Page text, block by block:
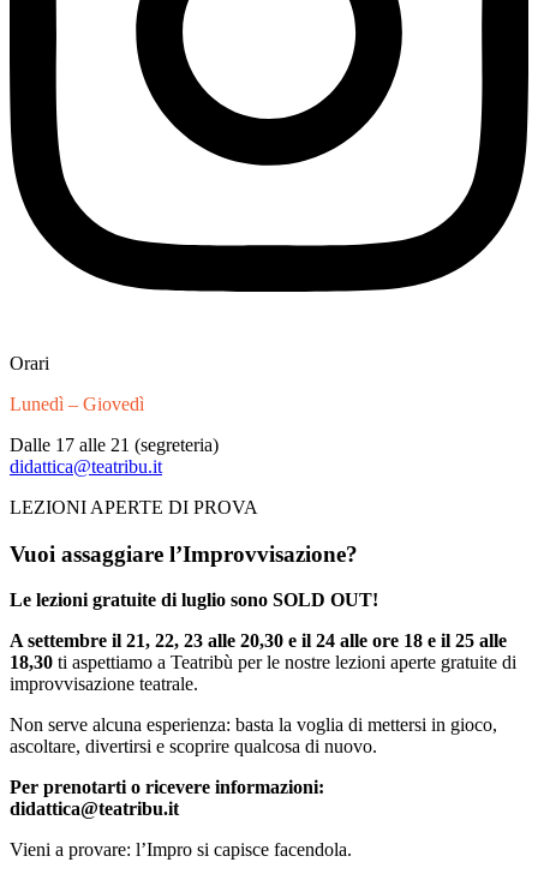
Orari
Lunedì – Giovedì
Dalle 17 alle 21 (segreteria)
didattica@teatribu.it
LEZIONI APERTE DI PROVA
Vuoi assaggiare l’Improvvisazione?
Le lezioni gratuite di luglio sono SOLD OUT!
A settembre il 21, 22, 23 alle 20,30 e il 24 alle ore 18 e il 25 alle
18,30 ti aspettiamo a Teatribù per le nostre lezioni aperte gratuite di
improvvisazione teatrale.
Non serve alcuna esperienza: basta la voglia di mettersi in gioco,
ascoltare, divertirsi e scoprire qualcosa di nuovo.
Per prenotarti o ricevere informazioni:
didattica@teatribu.it
Vieni a provare: l’Impro si capisce facendola.